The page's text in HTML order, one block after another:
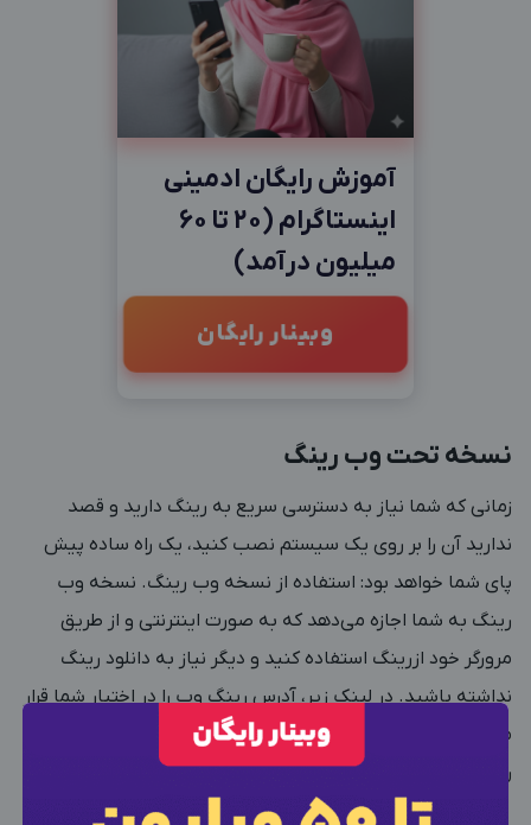
آموزش رایگان ادمینی
اینستاگرام (20 تا 60
میلیون درآمد)
وبینار رایگان
نسخه تحت وب رینگ
زمانی که شما نیاز به دسترسی سریع به رینگ دارید و قصد
ندارید آن را بر روی یک سیستم نصب کنید، یک راه ساده پیش
پای شما خواهد بود: استفاده از نسخه وب رینگ. نسخه وب
رینگ به شما اجازه می‌دهد که به صورت اینترنتی و از طریق
مرورگر خود ازرینگ استفاده کنید و دیگر نیاز به دانلود رینگ
نداشته باشید. در لینک زیر، آدرس رینگ وب را در اختیار شما قرار
می‌دهم. بد نیست یک بار آن را امتحان کنید تا دقیقاً منظور من
را از نسخه وب متوجه بشوید.
ورود به حساب کاربری